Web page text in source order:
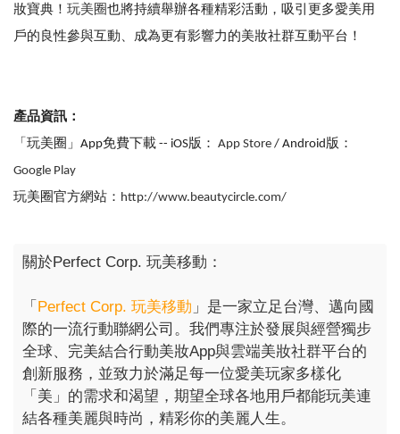
妝寶典！ 玩美圈也將持續舉辦各種精彩活動，吸引更多愛美用
戶的良性參與互動、成為更有影響力的美妝社群互動平台！
產品資訊：
「玩美圈」App免費下載 -- iOS版： App Store / Android版：
Google Play
玩美圈官方網站： http://www.beautycircle.com/
關於Perfect Corp. 玩美移動：
「 Perfect Corp. 玩美移動 」是一家立足台灣、邁向國
際的一流行動聯網公司。我們專注於發展與經營獨步
全球、完美結合行動美妝App與雲端美妝社群平台的
創新服務，並致力於滿足每一位愛美玩家多樣化
「美」的需求和渴望，期望全球各地用戶都能玩美連
結各種美麗與時尚，精彩你的美麗人生。